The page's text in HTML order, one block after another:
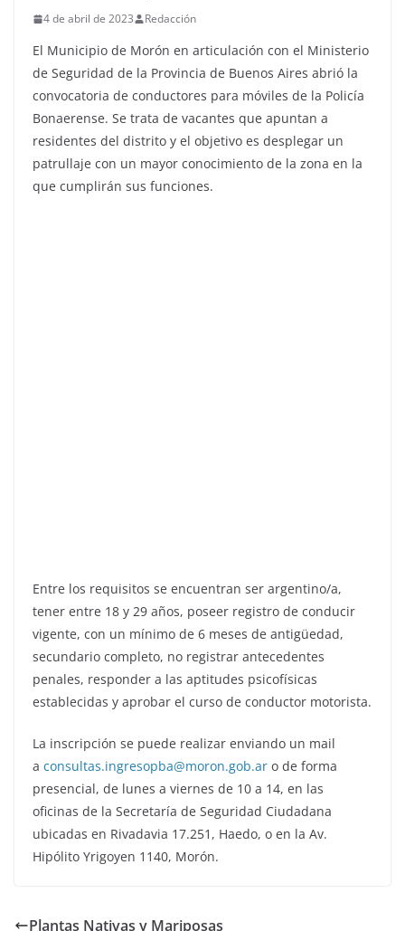
4 de abril de 2023 Redacción
El Municipio de Morón en articulación con el Ministerio
de Seguridad de la Provincia de Buenos Aires abrió la
convocatoria de conductores para móviles de la Policía
Bonaerense. Se trata de vacantes que apuntan a
residentes del distrito y el objetivo es desplegar un
patrullaje con un mayor conocimiento de la zona en la
que cumplirán sus funciones.
Entre los requisitos se encuentran ser argentino/a,
tener entre 18 y 29 años, poseer registro de conducir
vigente, con un mínimo de 6 meses de antigüedad,
secundario completo, no registrar antecedentes
penales, responder a las aptitudes psicofísicas
establecidas y aprobar el curso de conductor motorista.
La inscripción se puede realizar enviando un mail
a consultas.ingresopba@moron.gob.ar o de forma
presencial, de lunes a viernes de 10 a 14, en las
oficinas de la Secretaría de Seguridad Ciudadana
ubicadas en Rivadavia 17.251, Haedo, o en la Av.
Hipólito Yrigoyen 1140, Morón.
Plantas Nativas y Mariposas